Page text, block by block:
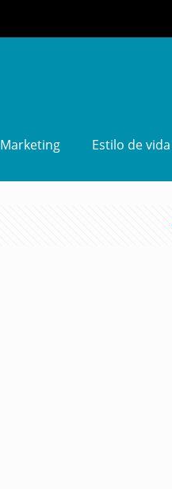
Marketing Estilo de vida